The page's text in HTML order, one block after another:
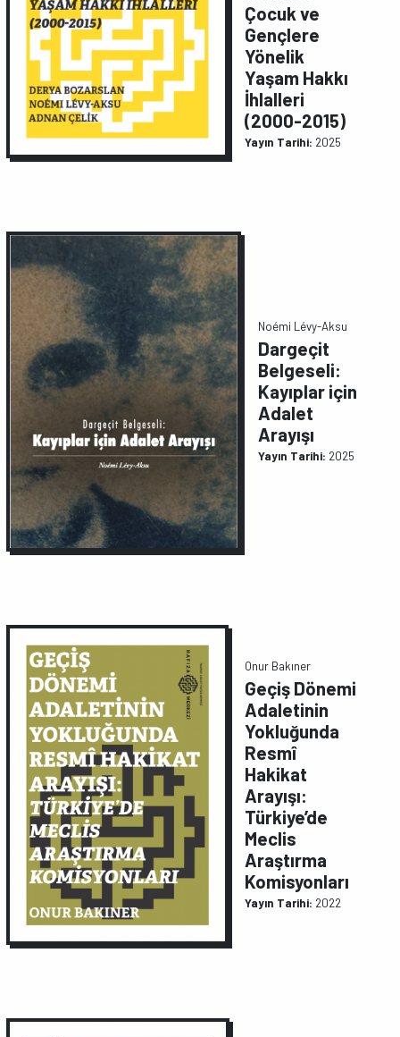
Çocuk ve
Gençlere
Yönelik
Yaşam Hakkı
İhlalleri
(2000-2015)
Yayın Tarihi: 2025
Noémi Lévy-Aksu
Dargeçit
Belgeseli:
Kayıplar için
Adalet
Arayışı
Yayın Tarihi: 2025
Onur Bakıner
Geçiş Dönemi
Adaletinin
Yokluğunda
Resmî
Hakikat
Arayışı:
Türkiye’de
Meclis
Araştırma
Komisyonları
Yayın Tarihi: 2022